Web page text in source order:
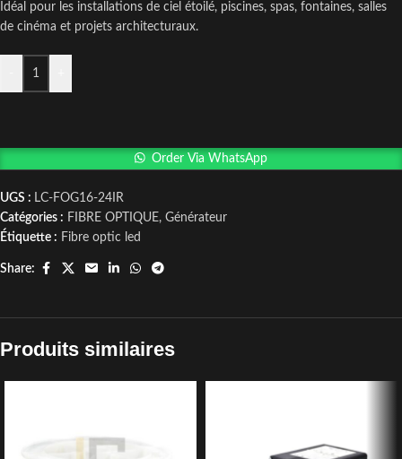
Idéal pour les installations de ciel étoilé, piscines, spas, fontaines, salles
de cinéma et projets architecturaux.
Order Via WhatsApp
UGS : LC-FOG16-24IR
Catégories : FIBRE OPTIQUE, Générateur
Étiquette : Fibre optic led
Share:
Produits similaires